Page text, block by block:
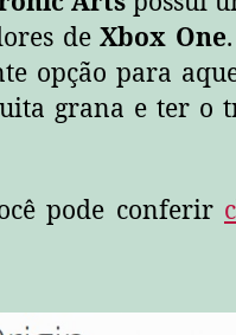
deXbox One
opção para
grana e ter o
pode conferir